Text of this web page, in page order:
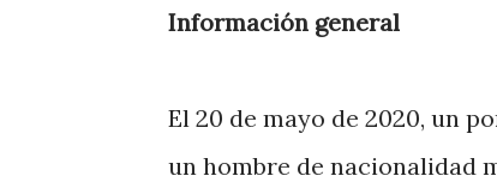
Información general
El 20 de mayo de 2020, un
un hombre de nacionalidad